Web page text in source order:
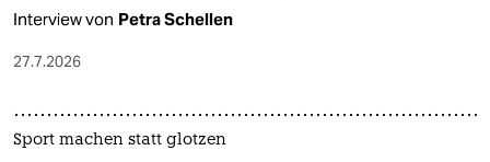
Interview von Petra Schellen
27.7.2026
Sport machen statt glotzen